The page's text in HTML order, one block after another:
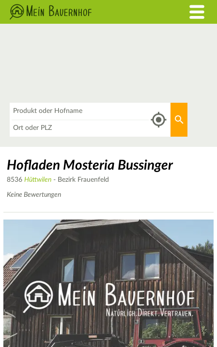
Hofladen Mosteria Bussinger
8536 Hüttwilen - Bezirk Frauenfeld
Keine Bewertungen